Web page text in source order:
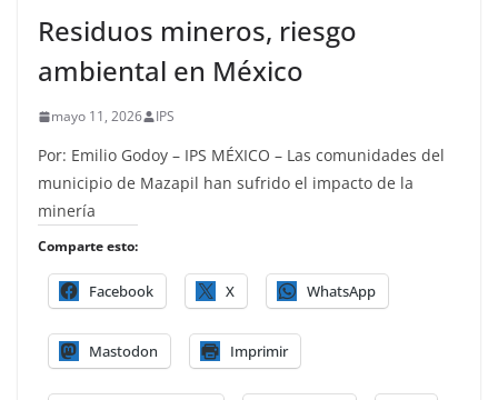
Residuos mineros, riesgo
ambiental en México
mayo 11, 2026 IPS
Por: Emilio Godoy – IPS MÉXICO – Las comunidades del
municipio de Mazapil han sufrido el impacto de la
minería
Comparte esto:
Facebook X WhatsApp
Mastodon Imprimir